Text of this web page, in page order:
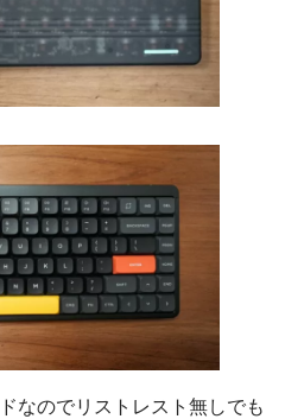
なのでリストレスト無しでも